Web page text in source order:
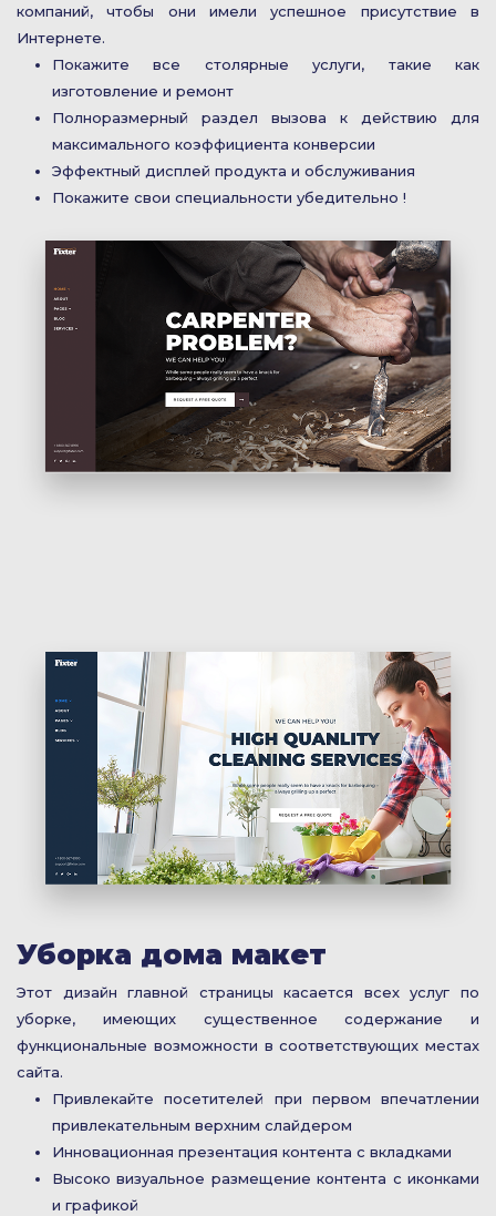
компаний, чтобы они имели успешное присутствие в
Интернете.
Покажите все столярные услуги, такие как
изготовление и ремонт
Полноразмерный раздел вызова к действию для
максимального коэффициента конверсии
Эффектный дисплей продукта и обслуживания
Покажите свои специальности убедительно !
Уборка дома макет
Этот дизайн главной страницы касается всех услуг по
уборке, имеющих существенное содержание и
функциональные возможности в соответствующих местах
сайта.
Привлекайте посетителей при первом впечатлении
привлекательным верхним слайдером
Инновационная презентация контента с вкладками
Высоко визуальное размещение контента с иконками
и графикой